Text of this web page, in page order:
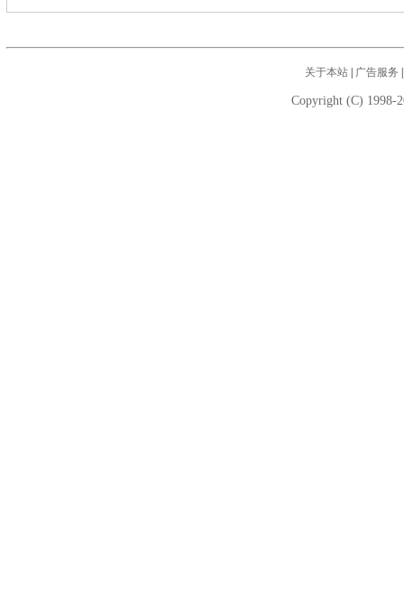
关于本站| 广告服务
Copyright (C) 1998-